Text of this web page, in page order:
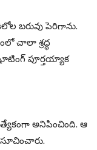
బరువు పెరిగాను.
చాలా శ్రద్ధ
పూర్తయ్యాక
అనిపించింది. ఆ